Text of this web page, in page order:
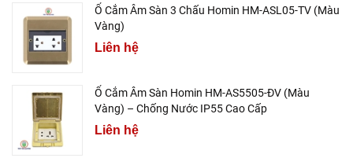
Ổ Cắm Âm Sàn 3 Chấu Homin HM-ASL05-TV (Màu
Vàng)
Liên hệ
Ổ Cắm Âm Sàn Homin HM-AS5505-ĐV (Màu
Vàng) – Chống Nước IP55 Cao Cấp
Liên hệ